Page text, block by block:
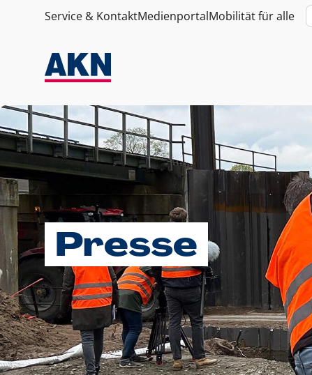
Service & KontaktMedienportalMobilität für alle
Presse